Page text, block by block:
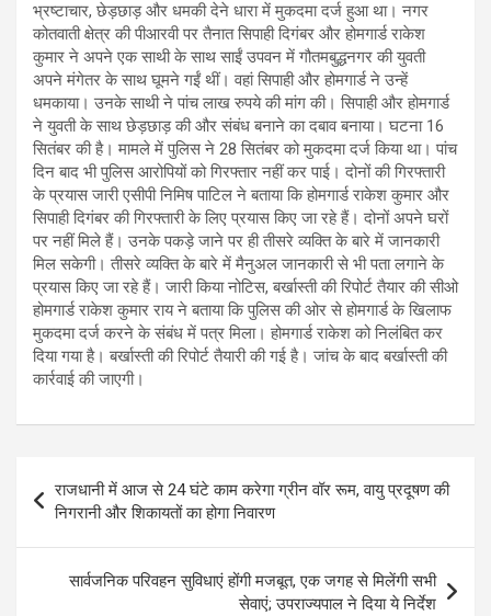
भ्रष्टाचार, छेड़छाड़ और धमकी देने धारा में मुकदमा दर्ज हुआ था। नगर
कोतवाती क्षेत्र की पीआरवी पर तैनात सिपाही दिगंबर और होमगार्ड राकेश
कुमार ने अपने एक साथी के साथ साईं उपवन में गौतमबुद्धनगर की युवती
अपने मंगेतर के साथ घूमने गईं थीं। वहां सिपाही और होमगार्ड ने उन्हें
धमकाया। उनके साथी ने पांच लाख रुपये की मांग की। सिपाही और होमगार्ड
ने युवती के साथ छेड़छाड़ की और संबंध बनाने का दबाव बनाया। घटना 16
सितंबर की है। मामले में पुलिस ने 28 सितंबर को मुकदमा दर्ज किया था। पांच
दिन बाद भी पुलिस आरोपियों को गिरफ्तार नहीं कर पाई। दोनों की गिरफ्तारी
के प्रयास जारी एसीपी निमिष पाटिल ने बताया कि होमगार्ड राकेश कुमार और
सिपाही दिगंबर की गिरफ्तारी के लिए प्रयास किए जा रहे हैं। दोनों अपने घरों
पर नहीं मिले हैं। उनके पकड़े जाने पर ही तीसरे व्यक्ति के बारे में जानकारी
मिल सकेगी। तीसरे व्यक्ति के बारे में मैनुअल जानकारी से भी पता लगाने के
प्रयास किए जा रहे हैं। जारी किया नोटिस, बर्खास्ती की रिपोर्ट तैयार की सीओ
होमगार्ड राकेश कुमार राय ने बताया कि पुलिस की ओर से होमगार्ड के खिलाफ
मुकदमा दर्ज करने के संबंध में पत्र मिला। होमगार्ड राकेश को निलंबित कर
दिया गया है। बर्खास्ती की रिपोर्ट तैयारी की गई है। जांच के बाद बर्खास्ती की
कार्रवाई की जाएगी।
navigation
राजधानी में आज से 24 घंटे काम करेगा ग्रीन वॉर रूम, वायु प्रदूषण की
निगरानी और शिकायतों का होगा निवारण
सार्वजनिक परिवहन सुविधाएं होंगी मजबूत, एक जगह से मिलेंगी सभी
सेवाएं; उपराज्यपाल ने दिया ये निर्देश